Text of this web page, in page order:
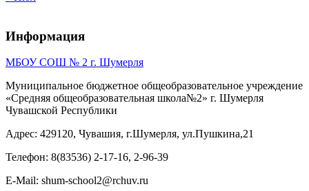
Информация
МБОУ СОШ № 2 г. Шумерля
Муниципальное бюджетное общеобразовательное учреждение
«Средняя общеобразовательная школа№2» г. Шумерля
Чувашской Республики
Адрес: 429120, Чувашия, г.Шумерля, ул.Пушкина,21
Телефон: 8(83536) 2-17-16, 2-96-39
E-Mail: shum-school2@rchuv.ru